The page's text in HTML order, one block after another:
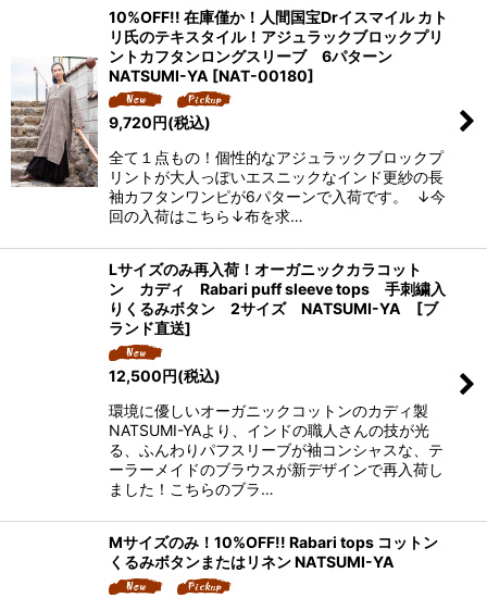
10%OFF!! 在庫僅か！人間国宝Drイスマイル カト
リ氏のテキスタイル！アジュラックブロックプリ
ントカフタンロングスリーブ 6パターン
NATSUMI-YA [NAT-00180]
9,720円(税込)
全て１点もの！個性的なアジュラックブロックプ
リントが大人っぽいエスニックなインド更紗の長
袖カフタンワンピが6パターンで入荷です。 ↓今
回の入荷はこちら↓布を求…
Lサイズのみ再入荷！オーガニックカラコット
ン カディ Rabari puff sleeve tops 手刺繍入
りくるみボタン 2サイズ NATSUMI-YA [ブ
ランド直送]
12,500円(税込)
環境に優しいオーガニックコットンのカディ製
NATSUMI-YAより、インドの職人さんの技が光
る、ふんわりパフスリーブが袖コンシャスな、テ
ーラーメイドのブラウスが新デザインで再入荷し
ました！こちらのブラ…
Mサイズのみ！10%OFF!! Rabari tops コットン
くるみボタンまたはリネン NATSUMI-YA